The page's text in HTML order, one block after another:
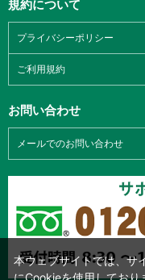
規約について
プライバシーポリシー
ご利用規約
お問い合わせ
メールでのお問い合わせ
本ウェブサイトでは、サ